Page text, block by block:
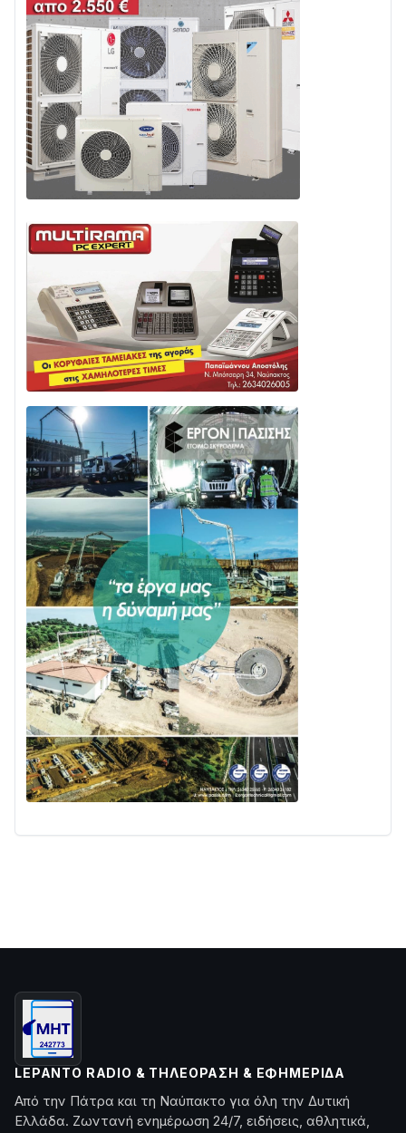
LEPANTO RADIO & ΤΗΛΕΌΡΑΣΗ & ΕΦΗΜΕΡΊΔΑ
Από την Πάτρα και τη Ναύπακτο για όλη την Δυτική
Ελλάδα. Ζωντανή ενημέρωση 24/7, ειδήσεις, αθλητικά,